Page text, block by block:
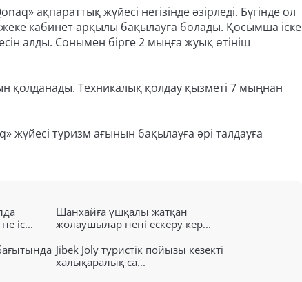
ақпараттық жүйесі негізінде әзірледі. Бүгінде ол
кабинет арқылы бақылауға болады. Қосымша іске
алды. Сонымен бірге 2 мыңға жуық өтініш
қолданады. Техникалық қолдау қызметі 7 мыңнан
жүйесі туризм ағынын бақылауға әрі талдауға
іс...
Шанхайға ұшқалы жатқан
жолаушылар нені ескеру кер...
Jibek Joly туристік пойызы кезекті
халықаралық са...